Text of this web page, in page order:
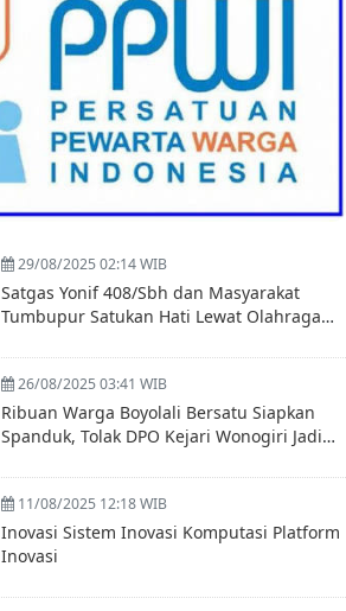
29/08/2025 02:14 WIB
Satgas Yonif 408/Sbh dan Masyarakat
Tumbupur Satukan Hati Lewat Olahraga
26/08/2025 03:41 WIB
Ribuan Warga Boyolali Bersatu Siapkan
Spanduk, Tolak DPO Kejari Wonogiri Jadi
11/08/2025 12:18 WIB
Inovasi Sistem Inovasi Komputasi Platform
Inovasi